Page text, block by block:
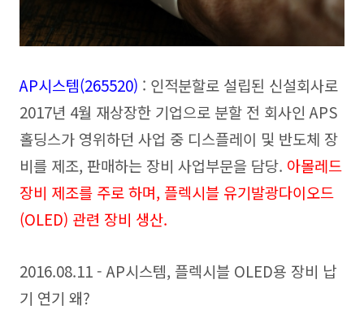
AP시스템(265520) : 인적분할로 설립된 신설회사로
2017년 4월 재상장한 기업으로 분할 전 회사인 APS
홀딩스가 영위하던 사업 중 디스플레이 및 반도체 장
비를 제조, 판매하는 장비 사업부문을 담당. 아몰레드
장비 제조를 주로 하며, 플렉시블 유기발광다이오드
(OLED) 관련 장비 생산.
2016.08.11 - AP시스템, 플렉시블 OLED용 장비 납
기 연기 왜?